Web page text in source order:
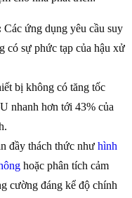
Các ứng dụng yêu cầu suy
có sự phức tạp của hậu xử
bị không có tăng tốc
nhanh hơn tới 43% của
đầy thách thức như hình
hoặc phân tích cảm
cường đáng kể độ chính